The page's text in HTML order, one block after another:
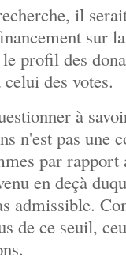
il
sur
profil des
des votes.
à
n'est pas une
par
en deçà
admissible.
de ce seuil,